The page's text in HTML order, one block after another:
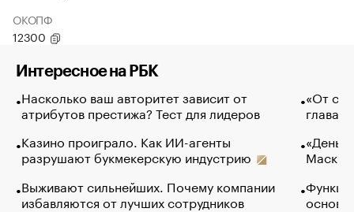
ОКОПФ
12300
Интересное на РБК
Насколько ваш авторитет зависит от
атрибутов престижа? Тест для лидеров
Казино проиграло. Как ИИ-агенты
разрушают букмекерскую индустрию
Выживают сильнейших. Почему компании
избавляются от лучших сотрудников
«От
глава
Маск в
основ